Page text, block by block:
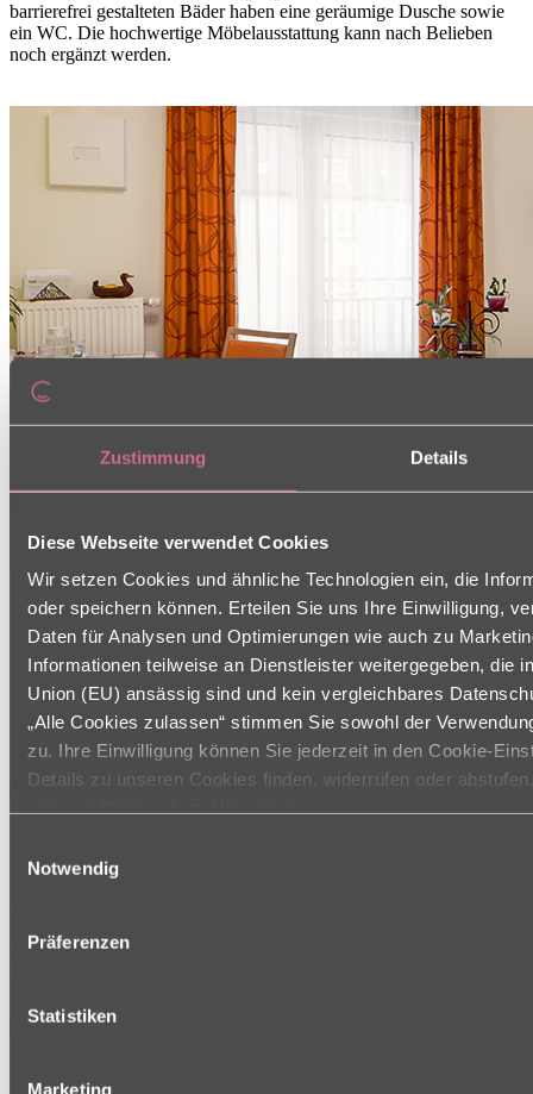
Zustimmung Details
Diese Webseite verwendet Cookies
Wir setzen Cookies und ähnliche Technologien ein, die
oder speichern können. Erteilen Sie uns Ihre Einwilligung,
Daten für Analysen und Optimierungen wie auch zu
Informationen teilweise an Dienstleister weitergegeben, die
Union (EU) ansässig sind und kein vergleichbares
„Alle Cookies zulassen“ stimmen Sie sowohl der
zu. Ihre Einwilligung können Sie jederzeit in den Cookie-
Details zu unseren Cookies finden, widerrufen oder
Notwendig
Präferenzen
Statistiken
Marketing
barrierefrei gestalteten Bäder haben eine geräumige Dusche sowie
ein WC. Die hochwertige Möbelausstattung kann nach Belieben
noch ergänzt werden.
Doppelzimmer
In unseren Doppelzimmern wohnen gerne Paare, die auch ihren
Lebensabend miteinander verbringen möchten. Neben einer sehr
hochwertigen, zweckmäßigen aber sehr gemütlichen Möblierung
und einem barrierefreien Bad gibt es für die persönliche
Unterhaltung einen Fernsehanschluss und einen Telefonanschluss.
09132 90620
Ansprechpartner